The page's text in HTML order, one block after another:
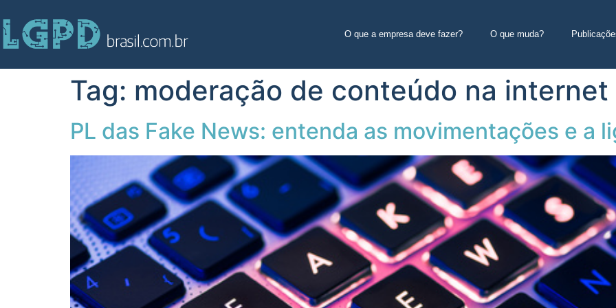
O que a empresa deve fazer? O que muda?
Tag: moderação de conteúdo na internet
PL das Fake News: entenda as movimentações e a